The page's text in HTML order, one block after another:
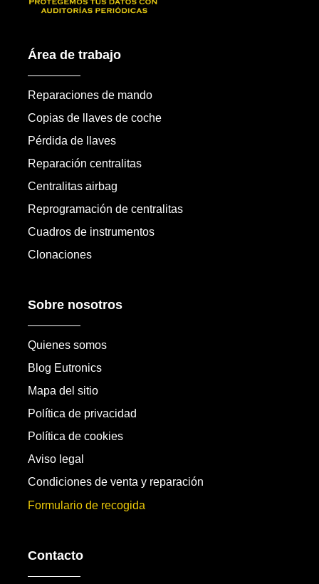
Área de trabajo
Reparaciones de mando
Copias de llaves de coche
Pérdida de llaves
Reparación centralitas
Centralitas airbag
Reprogramación de centralitas
Cuadros de instrumentos
Clonaciones
Sobre nosotros
Quienes somos
Blog Eutronics
Mapa del sitio
Política de privacidad
Política de cookies
Aviso legal
Condiciones de venta y reparación
Formulario de recogida
Contacto